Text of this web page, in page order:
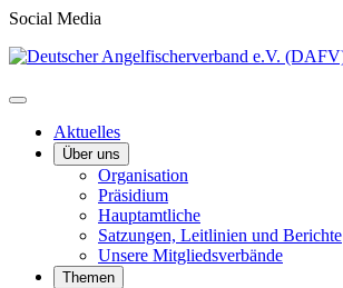
Social Media
Aktuelles
Über uns
Organisation
Präsidium
Hauptamtliche
Satzungen, Leitlinien und Berichte
Unsere Mitgliedsverbände
Themen